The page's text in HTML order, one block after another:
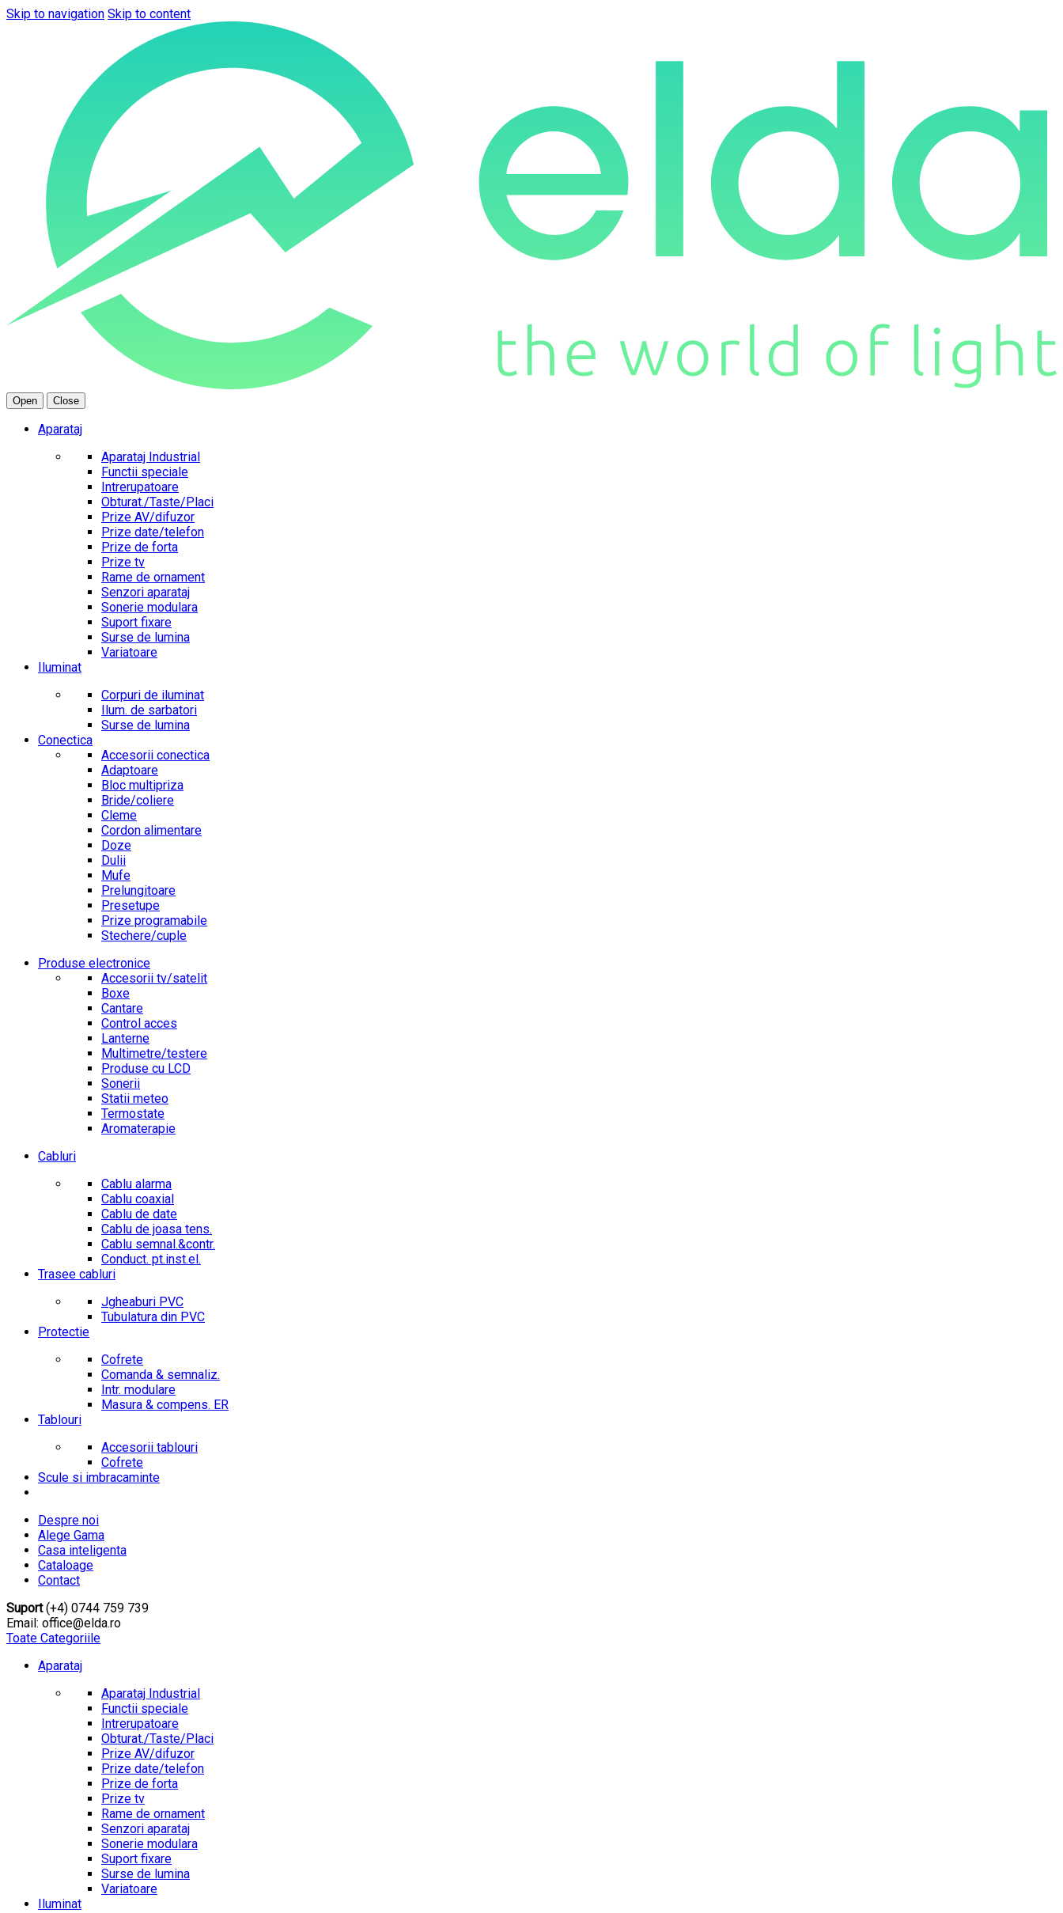
Skip to navigation Skip to content
Open Close
Aparataj
Aparataj Industrial
Functii speciale
Intrerupatoare
Obturat./Taste/Placi
Prize AV/difuzor
Prize date/telefon
Prize de forta
Prize tv
Rame de ornament
Senzori aparataj
Sonerie modulara
Suport fixare
Surse de lumina
Variatoare
Iluminat
Corpuri de iluminat
Ilum. de sarbatori
Surse de lumina
Conectica
Accesorii conectica
Adaptoare
Bloc multipriza
Bride/coliere
Cleme
Cordon alimentare
Doze
Dulii
Mufe
Prelungitoare
Presetupe
Prize programabile
Stechere/cuple
Produse electronice
Accesorii tv/satelit
Boxe
Cantare
Control acces
Lanterne
Multimetre/testere
Produse cu LCD
Sonerii
Statii meteo
Termostate
Aromaterapie
Cabluri
Cablu alarma
Cablu coaxial
Cablu de date
Cablu de joasa tens.
Cablu semnal.&contr.
Conduct. pt.inst.el.
Trasee cabluri
Jgheaburi PVC
Tubulatura din PVC
Protectie
Cofrete
Comanda & semnaliz.
Intr. modulare
Masura & compens. ER
Tablouri
Accesorii tablouri
Cofrete
Scule si imbracaminte
Despre noi
Alege Gama
Casa inteligenta
Cataloage
Contact
Suport(+4) 0744 759 739
Email: office@elda.ro
Toate Categoriile
Aparataj
Aparataj Industrial
Functii speciale
Intrerupatoare
Obturat./Taste/Placi
Prize AV/difuzor
Prize date/telefon
Prize de forta
Prize tv
Rame de ornament
Senzori aparataj
Sonerie modulara
Suport fixare
Surse de lumina
Variatoare
Iluminat